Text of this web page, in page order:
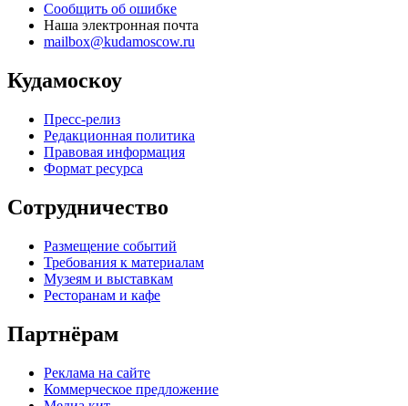
Сообщить об ошибке
Наша электронная почта
mailbox@kudamoscow.ru
Кудамоскоу
Пресс-релиз
Редакционная политика
Правовая информация
Формат ресурса
Сотрудничество
Размещение событий
Требования к материалам
Музеям и выставкам
Ресторанам и кафе
Партнёрам
Реклама на сайте
Коммерческое предложение